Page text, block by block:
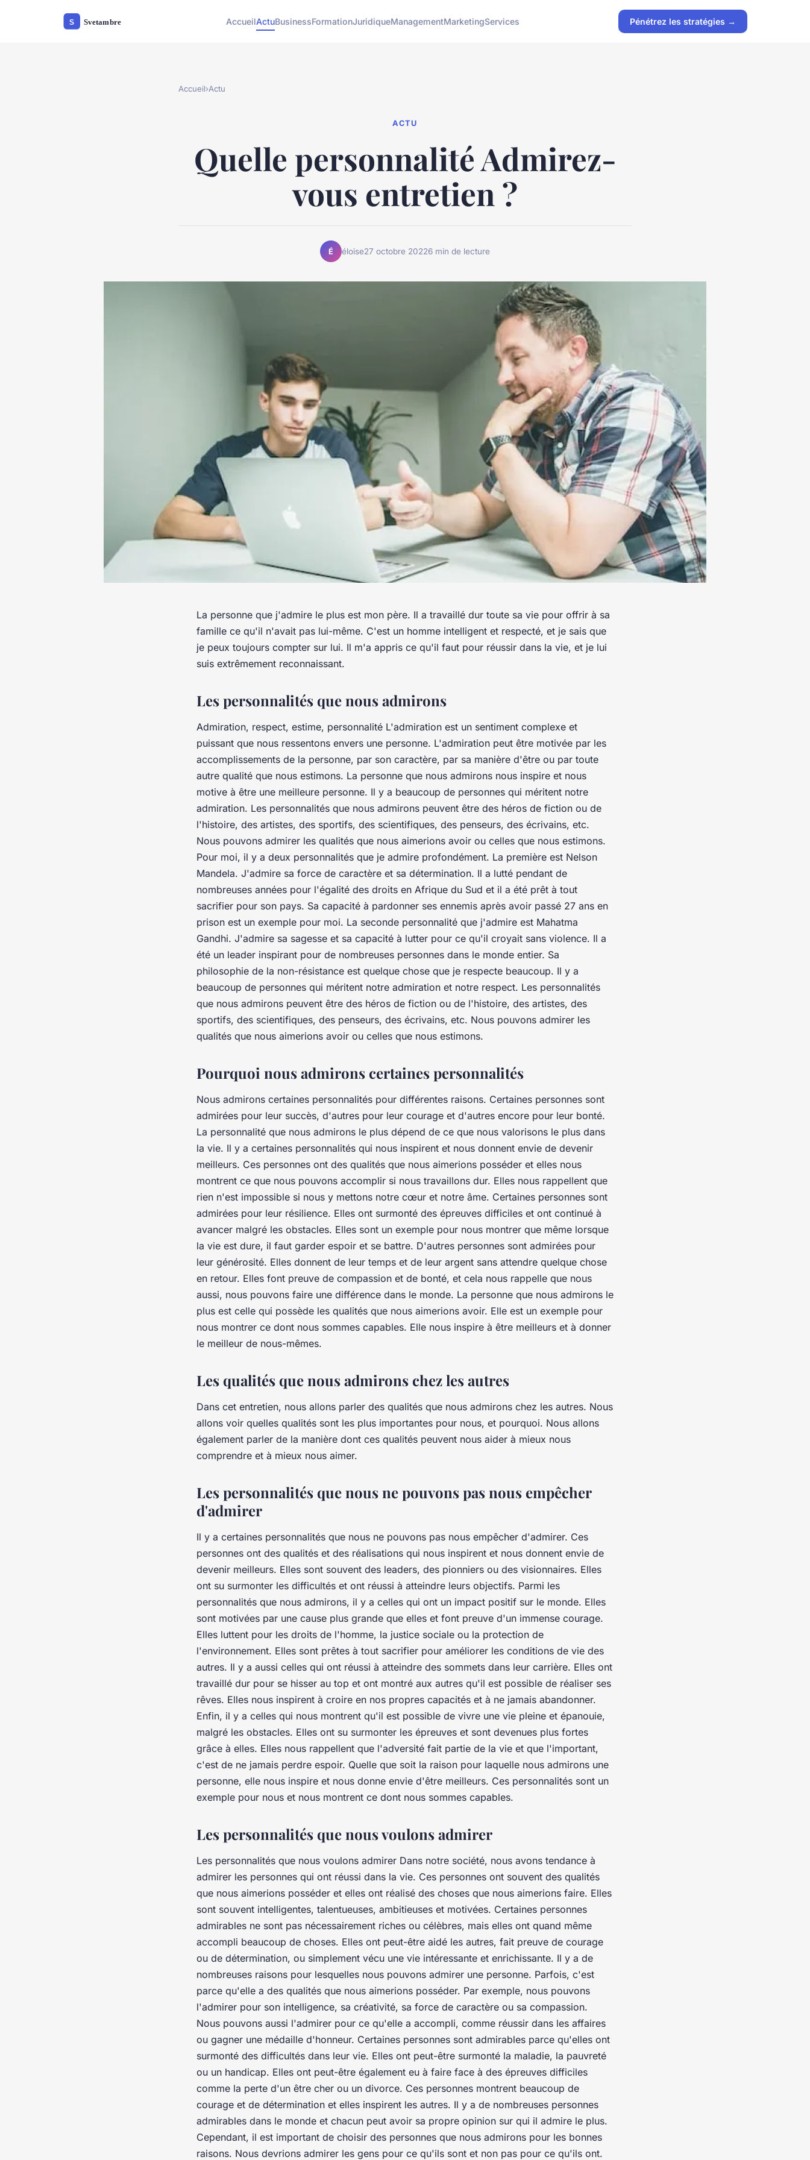
AccueilActuBusinessFormationJuridiqueManagementMarketingServices Pénétrez les stratégies →
Accueil›Actu
ACTU
Quelle personnalité Admirez-
vous entretien ?
É éloise27 octobre 20226 min de lecture
La personne que j'admire le plus est mon père. Il a travaillé dur toute sa vie pour offrir à sa
famille ce qu'il n'avait pas lui-même. C'est un homme intelligent et respecté, et je sais que
je peux toujours compter sur lui. Il m'a appris ce qu'il faut pour réussir dans la vie, et je lui
suis extrêmement reconnaissant.
Les personnalités que nous admirons
Admiration, respect, estime, personnalité L'admiration est un sentiment complexe et
puissant que nous ressentons envers une personne. L'admiration peut être motivée par les
accomplissements de la personne, par son caractère, par sa manière d'être ou par toute
autre qualité que nous estimons. La personne que nous admirons nous inspire et nous
motive à être une meilleure personne. Il y a beaucoup de personnes qui méritent notre
admiration. Les personnalités que nous admirons peuvent être des héros de fiction ou de
l'histoire, des artistes, des sportifs, des scientifiques, des penseurs, des écrivains, etc.
Nous pouvons admirer les qualités que nous aimerions avoir ou celles que nous estimons.
Pour moi, il y a deux personnalités que je admire profondément. La première est Nelson
Mandela. J'admire sa force de caractère et sa détermination. Il a lutté pendant de
nombreuses années pour l'égalité des droits en Afrique du Sud et il a été prêt à tout
sacrifier pour son pays. Sa capacité à pardonner ses ennemis après avoir passé 27 ans en
prison est un exemple pour moi. La seconde personnalité que j'admire est Mahatma
Gandhi. J'admire sa sagesse et sa capacité à lutter pour ce qu'il croyait sans violence. Il a
été un leader inspirant pour de nombreuses personnes dans le monde entier. Sa
philosophie de la non-résistance est quelque chose que je respecte beaucoup. Il y a
beaucoup de personnes qui méritent notre admiration et notre respect. Les personnalités
que nous admirons peuvent être des héros de fiction ou de l'histoire, des artistes, des
sportifs, des scientifiques, des penseurs, des écrivains, etc. Nous pouvons admirer les
qualités que nous aimerions avoir ou celles que nous estimons.
Pourquoi nous admirons certaines personnalités
Nous admirons certaines personnalités pour différentes raisons. Certaines personnes sont
admirées pour leur succès, d'autres pour leur courage et d'autres encore pour leur bonté.
La personnalité que nous admirons le plus dépend de ce que nous valorisons le plus dans
la vie. Il y a certaines personnalités qui nous inspirent et nous donnent envie de devenir
meilleurs. Ces personnes ont des qualités que nous aimerions posséder et elles nous
montrent ce que nous pouvons accomplir si nous travaillons dur. Elles nous rappellent que
rien n'est impossible si nous y mettons notre cœur et notre âme. Certaines personnes sont
admirées pour leur résilience. Elles ont surmonté des épreuves difficiles et ont continué à
avancer malgré les obstacles. Elles sont un exemple pour nous montrer que même lorsque
la vie est dure, il faut garder espoir et se battre. D'autres personnes sont admirées pour
leur générosité. Elles donnent de leur temps et de leur argent sans attendre quelque chose
en retour. Elles font preuve de compassion et de bonté, et cela nous rappelle que nous
aussi, nous pouvons faire une différence dans le monde. La personne que nous admirons le
plus est celle qui possède les qualités que nous aimerions avoir. Elle est un exemple pour
nous montrer ce dont nous sommes capables. Elle nous inspire à être meilleurs et à donner
le meilleur de nous-mêmes.
Les qualités que nous admirons chez les autres
Dans cet entretien, nous allons parler des qualités que nous admirons chez les autres. Nous
allons voir quelles qualités sont les plus importantes pour nous, et pourquoi. Nous allons
également parler de la manière dont ces qualités peuvent nous aider à mieux nous
comprendre et à mieux nous aimer.
Les personnalités que nous ne pouvons pas nous empêcher
d'admirer
Il y a certaines personnalités que nous ne pouvons pas nous empêcher d'admirer. Ces
personnes ont des qualités et des réalisations qui nous inspirent et nous donnent envie de
devenir meilleurs. Elles sont souvent des leaders, des pionniers ou des visionnaires. Elles
ont su surmonter les difficultés et ont réussi à atteindre leurs objectifs. Parmi les
personnalités que nous admirons, il y a celles qui ont un impact positif sur le monde. Elles
sont motivées par une cause plus grande que elles et font preuve d'un immense courage.
Elles luttent pour les droits de l'homme, la justice sociale ou la protection de
l'environnement. Elles sont prêtes à tout sacrifier pour améliorer les conditions de vie des
autres. Il y a aussi celles qui ont réussi à atteindre des sommets dans leur carrière. Elles ont
travaillé dur pour se hisser au top et ont montré aux autres qu'il est possible de réaliser ses
rêves. Elles nous inspirent à croire en nos propres capacités et à ne jamais abandonner.
Enfin, il y a celles qui nous montrent qu'il est possible de vivre une vie pleine et épanouie,
malgré les obstacles. Elles ont su surmonter les épreuves et sont devenues plus fortes
grâce à elles. Elles nous rappellent que l'adversité fait partie de la vie et que l'important,
c'est de ne jamais perdre espoir. Quelle que soit la raison pour laquelle nous admirons une
personne, elle nous inspire et nous donne envie d'être meilleurs. Ces personnalités sont un
exemple pour nous et nous montrent ce dont nous sommes capables.
Les personnalités que nous voulons admirer
Les personnalités que nous voulons admirer Dans notre société, nous avons tendance à
admirer les personnes qui ont réussi dans la vie. Ces personnes ont souvent des qualités
que nous aimerions posséder et elles ont réalisé des choses que nous aimerions faire. Elles
sont souvent intelligentes, talentueuses, ambitieuses et motivées. Certaines personnes
admirables ne sont pas nécessairement riches ou célèbres, mais elles ont quand même
accompli beaucoup de choses. Elles ont peut-être aidé les autres, fait preuve de courage
ou de détermination, ou simplement vécu une vie intéressante et enrichissante. Il y a de
nombreuses raisons pour lesquelles nous pouvons admirer une personne. Parfois, c'est
parce qu'elle a des qualités que nous aimerions posséder. Par exemple, nous pouvons
l'admirer pour son intelligence, sa créativité, sa force de caractère ou sa compassion.
Nous pouvons aussi l'admirer pour ce qu'elle a accompli, comme réussir dans les affaires
ou gagner une médaille d'honneur. Certaines personnes sont admirables parce qu'elles ont
surmonté des difficultés dans leur vie. Elles ont peut-être surmonté la maladie, la pauvreté
ou un handicap. Elles ont peut-être également eu à faire face à des épreuves difficiles
comme la perte d'un être cher ou un divorce. Ces personnes montrent beaucoup de
courage et de détermination et elles inspirent les autres. Il y a de nombreuses personnes
admirables dans le monde et chacun peut avoir sa propre opinion sur qui il admire le plus.
Cependant, il est important de choisir des personnes que nous admirons pour les bonnes
raisons. Nous devrions admirer les gens pour ce qu'ils sont et non pas pour ce qu'ils ont.